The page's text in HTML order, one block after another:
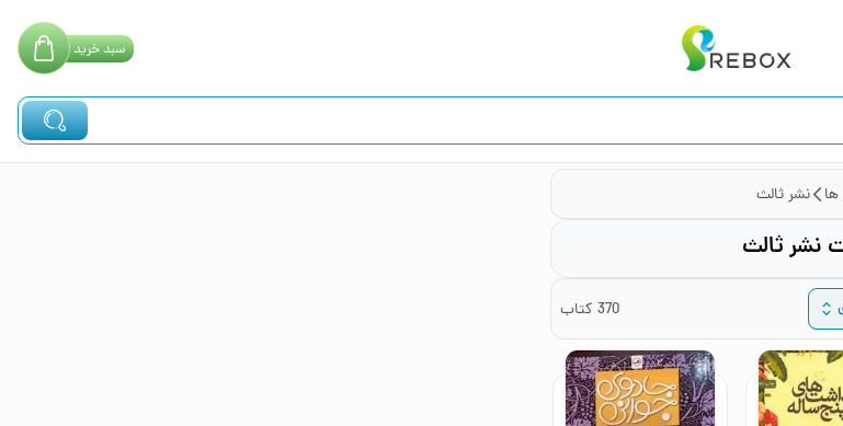
سبدخرید
نشر ثالث
نشر ثالث
370 کتاب